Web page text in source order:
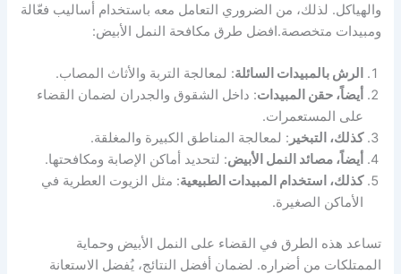
والهياكل. لذلك، من الضروري التعامل معه باستخدام أساليب فعّالة
ومبيدات متخصصة.افضل طرق مكافحة النمل الأبيض:
الرش بالمبيدات السائلة: لمعالجة التربة والأثاث المصاب.
أيضاً، حقن المبيدات: داخل الشقوق والجدران لضمان القضاء
على المستعمرات.
كذلك، التبخير : لمعالجة المناطق الكبيرة والمغلقة.
أيضاً، مصائد النمل الأبيض: لتحديد أماكن الإصابة ومكافحتها.
كذلك، استخدام المبيدات الطبيعية: مثل الزيوت العطرية في
الأماكن الصغيرة.
تساعد هذه الطرق في القضاء على النمل الأبيض وحماية
الممتلكات من أضراره. لضمان أفضل النتائج، يُفضل الاستعانة